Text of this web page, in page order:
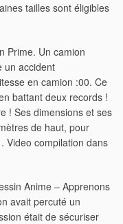
tailles sont éligibles
Prime. Un camion
un accident
en camion :00. Ce
battant deux records !
! Ses dimensions et ses
de haut, pour
Video compilation dans
Anime – Apprenons
avait percuté un
était de sécuriser